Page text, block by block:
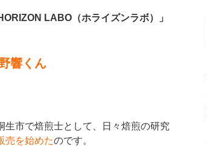
LABO（ホライズンラボ）」
響くん
生市で焙煎士として、日々焙煎の研究
売を始めたのです。